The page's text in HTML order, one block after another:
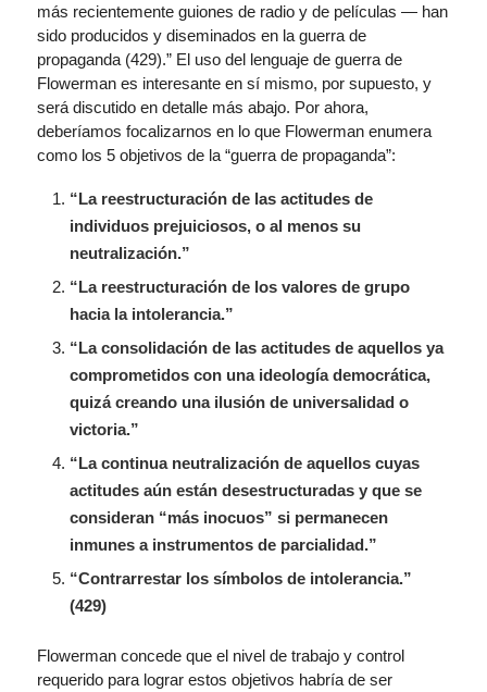
más recientemente guiones de radio y de películas — han
sido producidos y diseminados en la guerra de
propaganda (429).” El uso del lenguaje de guerra de
Flowerman es interesante en sí mismo, por supuesto, y
será discutido en detalle más abajo. Por ahora,
deberíamos focalizarnos en lo que Flowerman enumera
como los 5 objetivos de la “guerra de propaganda”:
“La reestructuración de las actitudes de
individuos prejuiciosos, o al menos su
neutralización.”
“La reestructuración de los valores de grupo
hacia la intolerancia.”
“La consolidación de las actitudes de aquellos ya
comprometidos con una ideología democrática,
quizá creando una ilusión de universalidad o
victoria.”
“La continua neutralización de aquellos cuyas
actitudes aún están desestructuradas y que se
consideran “más inocuos” si permanecen
inmunes a instrumentos de parcialidad.”
“Contrarrestar los símbolos de intolerancia.”
(429)
Flowerman concede que el nivel de trabajo y control
requerido para lograr estos objetivos habría de ser